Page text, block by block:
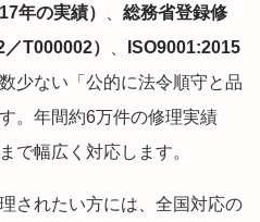
年の実績）
総務省登録修
T000002）
ISO9001:2015
少ない「公的に法令順守と品
。年間約6万件の修理実績
で幅広く対応します。
されたい方には、全国対応の